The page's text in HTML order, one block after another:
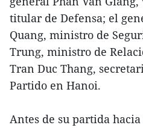
titular de Defensa; el
Quang, ministro de
Trung, ministro de
Tran Duc Thang,
Partido en Hanoi.
Antes de su partida